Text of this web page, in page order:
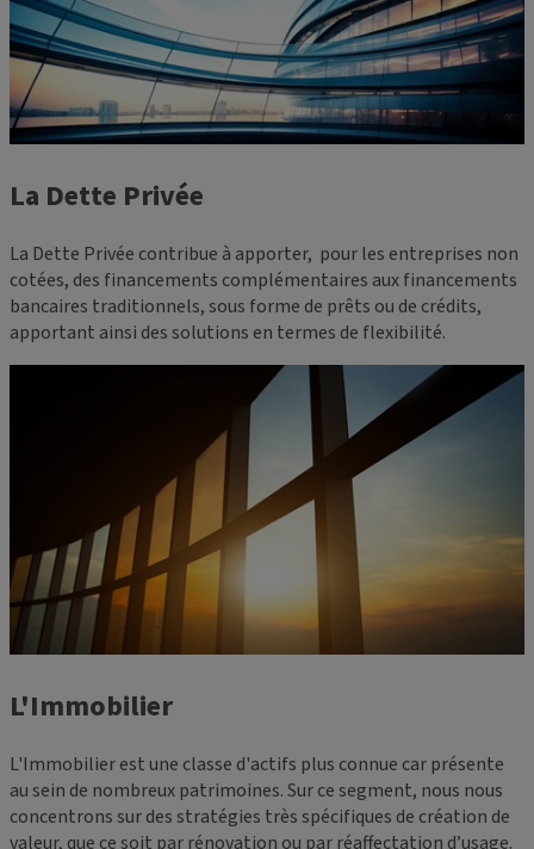
La Dette Privée
La Dette Privée contribue à apporter, pour les entreprises non
cotées, des financements complémentaires aux financements
bancaires traditionnels, sous forme de prêts ou de crédits,
apportant ainsi des solutions en termes de flexibilité.
L'Immobilier
L'Immobilier est une classe d'actifs plus connue car présente
au sein de nombreux patrimoines. Sur ce segment, nous nous
concentrons sur des stratégies très spécifiques de création de
valeur, que ce soit par rénovation ou par réaffectation d’usage.